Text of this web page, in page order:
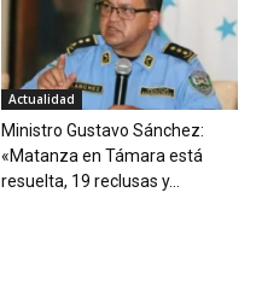
Actualidad
Ministro Gustavo Sánchez:
«Matanza en Támara está
resuelta, 19 reclusas y...